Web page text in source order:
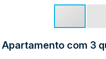
Apartamento com 3